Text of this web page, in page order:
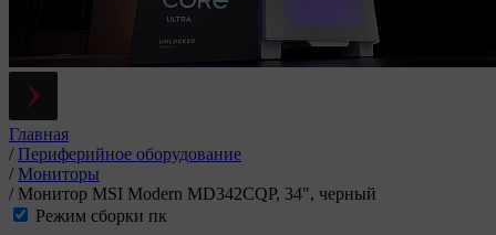
Главная
/ Периферийное оборудование
/ Мониторы
/ Монитор MSI Modern MD342CQP, 34", черный
Режим сборки пк